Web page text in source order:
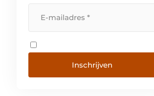
Inschrijven